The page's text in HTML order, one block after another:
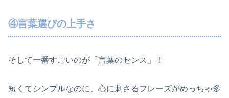
④言葉選びの上手さ
そして一番すごいのが「言葉のセンス」！
短くてシンプルなのに、心に刺さるフレーズがめっちゃ多